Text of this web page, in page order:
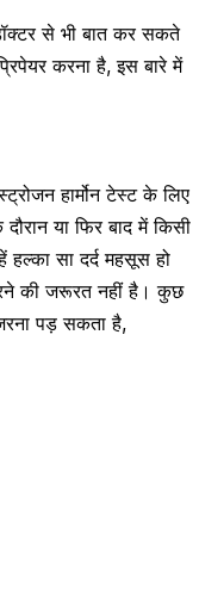
से भी बात कर सकते
करना है, इस बारे में
हार्मोन टेस्ट के लिए
या फिर बाद में किसी
हल्का सा दर्द महसूस हो
की जरूरत नहीं है। कुछ
पड़ सकता है,